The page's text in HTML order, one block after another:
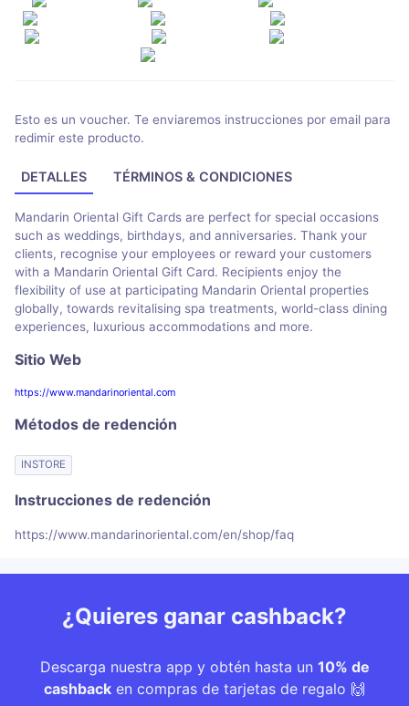
Esto es un voucher. Te enviaremos instrucciones por email para
redimir este producto.
DETALLES TÉRMINOS & CONDICIONES
Mandarin Oriental Gift Cards are perfect for special occasions
such as weddings, birthdays, and anniversaries. Thank your
clients, recognise your employees or reward your customers
with a Mandarin Oriental Gift Card. Recipients enjoy the
flexibility of use at participating Mandarin Oriental properties
globally, towards revitalising spa treatments, world-class dining
experiences, luxurious accommodations and more.
Sitio Web
https://www.mandarinoriental.com
Métodos de redención
INSTORE
Instrucciones de redención
https://www.mandarinoriental.com/en/shop/faq
¿Quieres ganar cashback?
Descarga nuestra app y obtén hasta un 10% de
cashback en compras de tarjetas de regalo 🙌